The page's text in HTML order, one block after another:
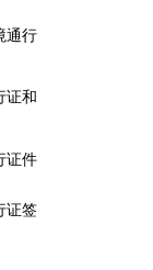
通行
证和
证件
证签